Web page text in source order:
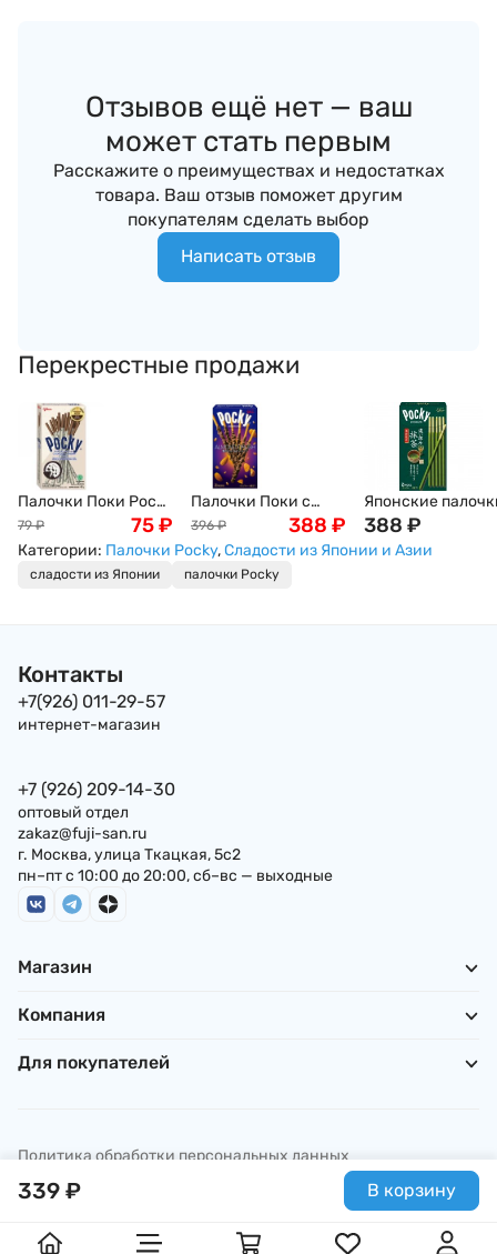
339 ₽ В корзину
Отзывов ещё нет — ваш
может стать первым
Расскажите о преимуществах и недостатках
товара. Ваш отзыв поможет другим
покупателям сделать выбор
Написать отзыв
Перекрестные продажи
Палочки Поки Pocky
в шоколаде со
вкусом печенья
OREO, 20/40 г
79 ₽ 75₽
Палочки Поки с
крошкой миндаля в
шоколаде Pocky ,
46.2 г, Япония
396 ₽ 388 ₽
Японские
Поки с зеленым
чаем Матча
388 ₽
Категории: Палочки Pocky,Сладости из Японии и Азии
сладости из Японии палочки Pocky
Контакты
+7(926) 011-29-57
интернет-магазин
+7 (926) 209-14-30
оптовый отдел
zakaz@fuji-san.ru
г. Москва, улица Ткацкая, 5с2
пн–пт с 10:00 до 20:00, сб–вс — выходные
Магазин
Компания
Для покупателей
Политика обработки персональных данных